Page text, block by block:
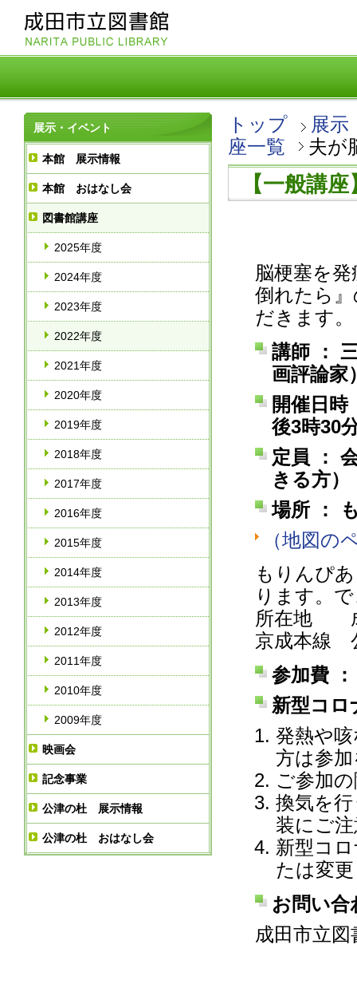
展示・イベント
本館 展示情報
本館 おはなし会
図書館講座
2025年度
2024年度
2023年度
2022年度
2021年度
2020年度
2019年度
2018年度
2017年度
2016年度
2015年度
2014年度
2013年度
2012年度
2011年度
2010年度
2009年度
映画会
記念事業
公津の杜 展示情報
公津の杜 おはなし会
トップ
展示
座一覧
夫が
【一般講
脳梗塞を
倒れたら
だきます。
講師 ：
画評論家
開催日時
後3時30
定員 ：
きる方）
場所 ：
（地図の
もりんぴ
ります。
所在地 成
京成本線
参加費
新型コロ
発熱や
方は参
ご参加
換気を
装にご
新型コ
たは変
お問い合
成田市立